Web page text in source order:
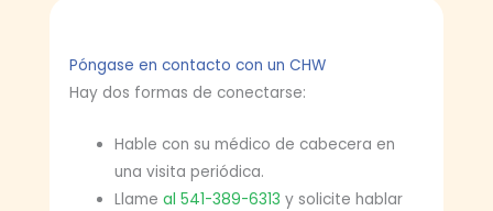
Póngase en contacto con un CHW
Hay dos formas de conectarse:
Hable con su médico de cabecera en
una visita periódica.
Llame al 541-389-6313 y solicite hablar